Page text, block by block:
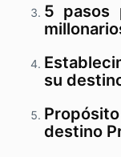
5 pasos
su
destino